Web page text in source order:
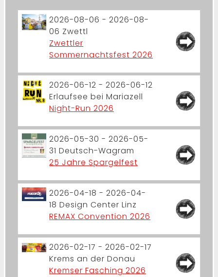
2026-08-06 - 2026-08-
06 Zwettl
Zwettler
Sommernachtsfest 2026
2026-06-12 - 2026-06-12
Erlaufsee bei Mariazell
Night-Run 2026
2026-05-30 - 2026-05-
31 Deutsch-Wagram
25 Jahre Spargelfest
2026-04-18 - 2026-04-
18 Design Center Linz
REMAX Convention 2026
2026-02-17 - 2026-02-17
Krems an der Donau
Kremser Fasching 2026